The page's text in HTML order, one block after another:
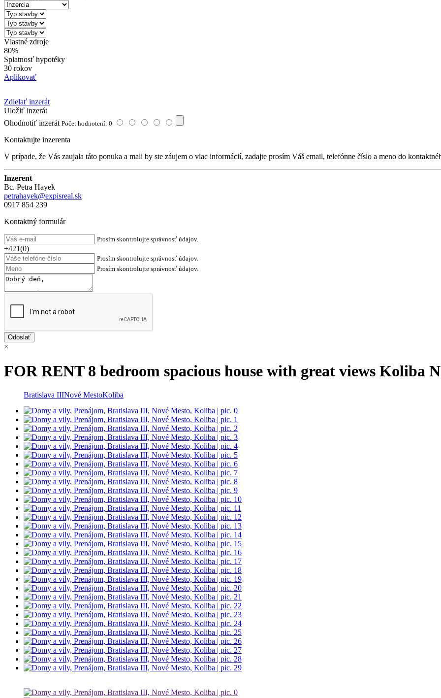
Vlastné zdroje
80%
Splatnosť hypotéky
30 rokov
Aplikovať
Zdielať inzerát
Uložiť inzerát
Ohodnotiť inzerát Počet hodnotení: 0
Kontaktujte inzerenta
V prípade, že Vás zaujala táto ponuka a mali by ste záujem o viac informácií, zadajte prosím Váš email, telefónne číslo a meno do
Inzerent
Bc. Petra Hayek
petrahayek@expisreal.sk
0917 854 239
Kontaktný formulár
Prosím skontrolujte správnosť údajov.
+421(0)
Prosím skontrolujte správnosť údajov.
Prosím skontrolujte správnosť údajov.
×
FOR RENT 8 bedroom spacious house with great views Koliba
Bratislava IIINové MestoKoliba